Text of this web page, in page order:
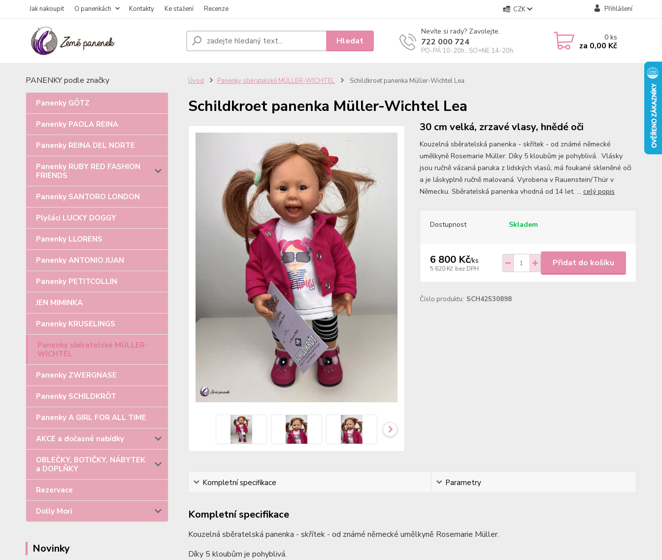
Jak nakoupit O panenkách Kontakty Ke stažení Recenze CZK Přihlášení
Hledat
Nevíte si rady? Zavolejte.
722 000 724
PO-PÁ 10-20h., SO+NE 14-20h.
0ks
za 0,00 Kč
PANENKY podle značky
Panenky GÖTZ
Panenky PAOLA REINA
Panenky REINA DEL NORTE
Panenky RUBY RED FASHION
FRIENDS
Panenky SANTORO LONDON
Plyšáci LUCKY DOGGY
Panenky LLORENS
Panenky ANTONIO JUAN
Panenky PETITCOLLIN
JEN MIMINKA
Panenky KRUSELINGS
Panenky sběratelské MÜLLER-
WICHTEL
Panenky ZWERGNASE
Panenky SCHILDKRÖT
Panenky A GIRL FOR ALL TIME
AKCE a dočasné nabídky
OBLEČKY, BOTIČKY, NÁBYTEK
a DOPLŇKY
Rezervace
Dolly Mori
Novinky
Úvod Panenky sběratelské MÜLLER-WICHTEL Schildkroet panenka Müller-Wichtel Lea
Schildkroet panenka Müller-Wichtel Lea
30 cm velká, zrzavé vlasy, hnědé oči
Kouzelná sběratelská panenka - skřítek - od známé německé
umělkyně Rosemarie Müller. Díky 5 kloubům je pohyblivá. Vlásky
jsou ručně vázaná paruka z lidských vlasů, má foukané skleněné oči
a je láskyplně ručně malovaná. Vyrobena v Rauenstein/Thür v
Německu. Sběratelská panenka vhodná od 14 let. ... celý popis
Dostupnost Skladem
6 800 Kč/ks
5 620 Kč bez DPH
Přidat do košíku
Číslo produktu: SCH42530898
Kompletní specifikace Parametry
Kompletní specifikace
Kouzelná sběratelská panenka - skřítek - od známé německé umělkyně Rosemarie Müller.
Díky 5 kloubům je pohyblivá.